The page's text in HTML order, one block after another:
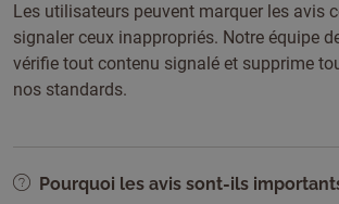
Les utilisateurs peuvent marquer les avis
signaler ceux inappropriés. Notre équipe
vérifie tout contenu signalé et supprime
nos standards.
Pourquoi les avis sont-ils